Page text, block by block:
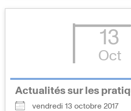
13
Oct
Actualités sur les
vendredi 13 octobre 2017